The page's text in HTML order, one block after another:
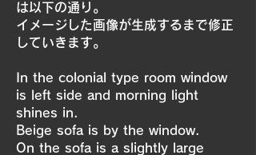
は以下の通り。
イメージした画像が生成するまで修正
していきます。
In the colonial type room window
is left side and morning light
shines in.
Beige sofa is by the window.
On the sofa is a slightly large